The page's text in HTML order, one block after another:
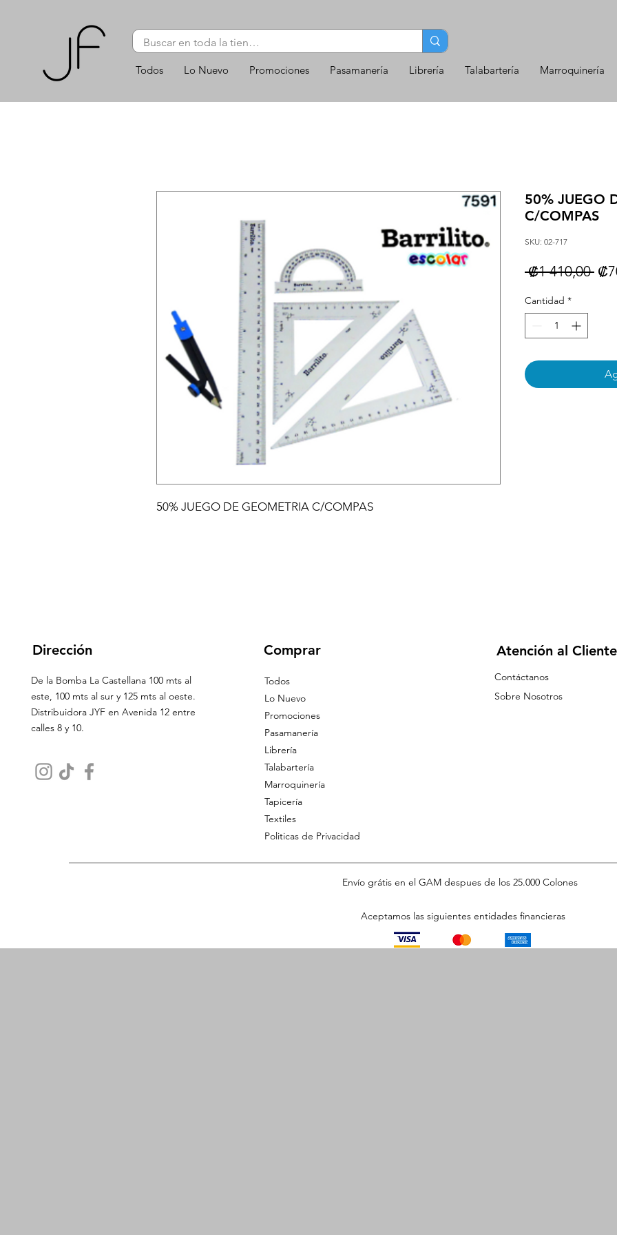
Todos Lo Nuevo Promociones Pasamanería Librería Talabartería Marroquinería
50% JUEGO DE GEOMETRIA C/COMPAS
50% JUEGO
C/COMPAS
SKU: 02-717
₡1 410,00
Cantidad *
Dirección
De la Bomba La Castellana 100 mts al
este, 100 mts al sur y 125 mts al oeste.
Distribuidora JYF en Avenida 12 entre
calles 8 y 10.
Comprar
Todos
Lo Nuevo
Promociones
Pasamanería
Librería
Talabartería
Marroquinería
Tapicería
Textiles
Politicas de Privacidad
Atención al Cliente
Contáctanos
Sobre Nosotros
Envío grátis en el GAM despues de los 25.000 Colones
Aceptamos las siguientes entidades financieras